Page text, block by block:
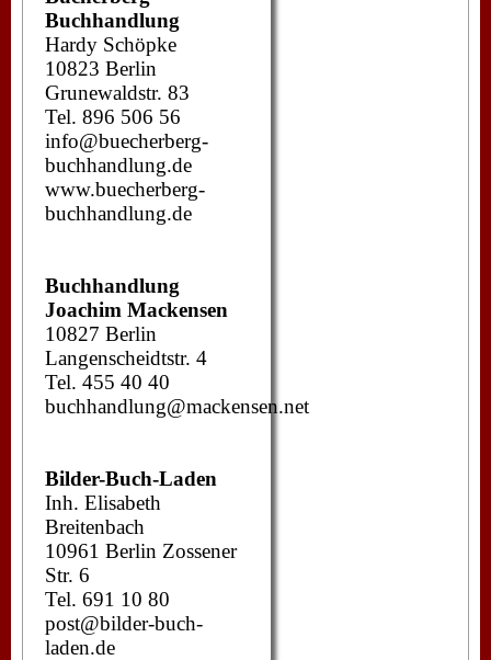
Buchhandlung
Hardy Schöpke
10823 Berlin
Grunewaldstr. 83
Tel. 896 506 56
info@buecherberg-
buchhandlung.de
www.buecherberg-
buchhandlung.de
Buchhandlung
Joachim Mackensen
10827 Berlin
Langenscheidtstr. 4
Tel. 455 40 40
buchhandlung@mackensen.net
Bilder-Buch-Laden
Inh. Elisabeth
Breitenbach
10961 Berlin Zossener
Str. 6
Tel. 691 10 80
post@bilder-buch-
laden.de